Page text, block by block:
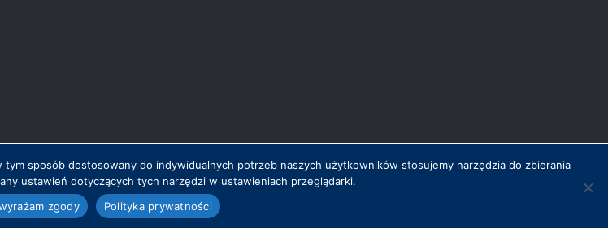
sposób dostosowany do indywidualnych potrzeb naszych użytkowników stosujemy narzędzia do zbierania
ustawień dotyczących tych narzędzi w ustawieniach przeglądarki.
zgody Polityka prywatności